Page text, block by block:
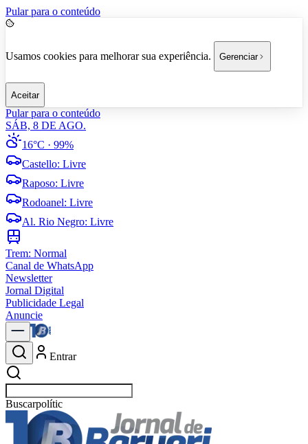
Pular para o conteúdo
Usamos cookies para melhorar sua experiência. Gerenciar
Aceitar
Pular para o conteúdo
SÁB, 8 DE AGO.
16°C · 99%
Castello: Livre
Raposo: Livre
Rodoanel: Livre
Al. Rio Negro: Livre
Trem: Normal
Canal de WhatsApp
Newsletter
Jornal Digital
Publicidade Legal
Anuncie
Entrar
Buscarnotícias em